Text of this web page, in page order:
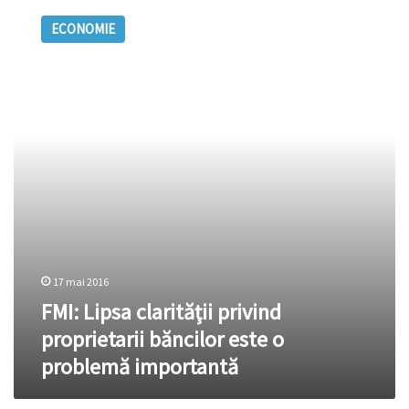
Lipsa
clarităţiiECONOMIE
17 mai 2016
FMI: Lipsa clarităţii privind
proprietarii băncilor este o
problemă importantă